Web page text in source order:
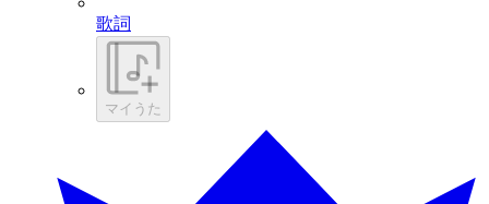
歌詞
マイうた